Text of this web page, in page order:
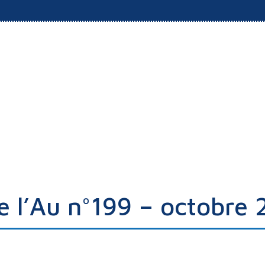
l’Au n°199 – octobre